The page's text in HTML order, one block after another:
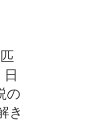
の
き